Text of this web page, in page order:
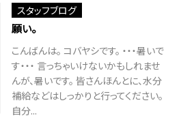
スタッフブログ
願い。
こんばんは。 コバヤシです。 ・・・暑いで
す・・・ 言っちゃいけないかもしれませ
んが、暑いです。 皆さんほんとに、水分
補給などはしっかりと行ってください。
自分...